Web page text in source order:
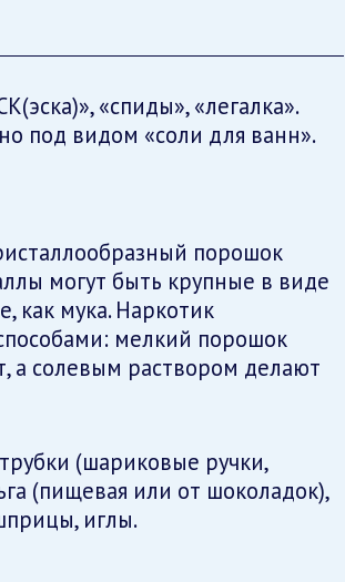
«спиды», «легалка».
под видом «соли для ванн».
порошок
могут быть крупные в виде
как мука. Наркотик
мелкий порошок
а солевым раствором делают
(шариковые ручки,
(пищевая или от шоколадок),
иглы.